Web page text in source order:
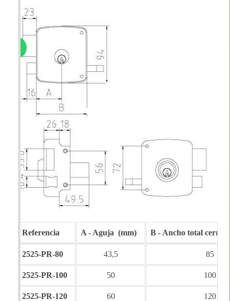
Referencia A - Aguja (mm) B - Ancho total
2525-PR-80 43,5 85
2525-PR-100 50 100
2525-PR-120 60 120